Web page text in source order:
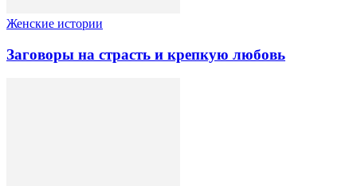
Женские истории
Заговоры на страсть и крепкую любовь